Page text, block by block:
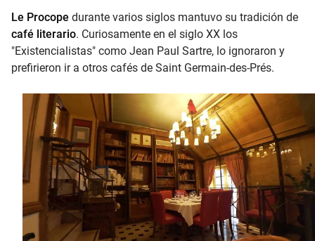
Le Procope durante varios siglos mantuvo su tradición de
café literario. Curiosamente en el siglo XX los
"Existencialistas" como Jean Paul Sartre, lo ignoraron y
prefirieron ir a otros cafés de Saint Germain-des-Prés.